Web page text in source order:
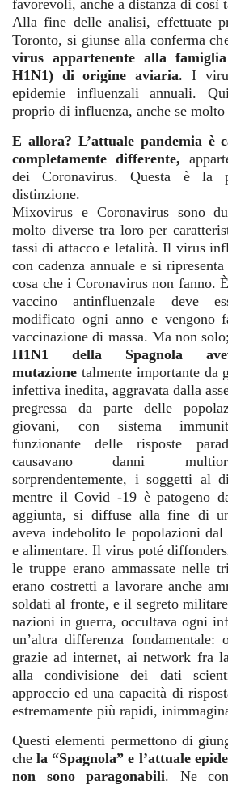
favorevoli, anche a distanza di così
Alla fine delle analisi, effettuate
Toronto, si giunse alla conferma
virus appartenente alla
H1N1) di origine aviaria. I
epidemie influenzali annuali.
proprio di influenza, anche se molto
E allora? L’attuale pandemia è
completamente differente,
dei Coronavirus. Questa è la
distinzione.
Mixovirus e Coronavirus sono
molto diverse tra loro per
tassi di attacco e letalità. Il virus
con cadenza annuale e si
cosa che i Coronavirus non fanno.
vaccino antinfluenzale deve
modificato ogni anno e vengono
vaccinazione di massa. Ma non solo;
H1N1 della Spagnola
mutazione talmente importante da
infettiva inedita, aggravata dalla
pregressa da parte delle
giovani, con sistema
funzionante delle risposte
causavano danni
sorprendentemente, i soggetti al
mentre il Covid -19 è patogeno
aggiunta, si diffuse alla fine di
aveva indebolito le popolazioni
e alimentare. Il virus poté
le truppe erano ammassate nelle
erano costretti a lavorare anche
soldati al fronte, e il segreto
nazioni in guerra, occultava ogni
un’altra differenza fondamentale:
grazie ad internet, ai network fra
alla condivisione dei dati
approccio ed una capacità di
estremamente più rapidi,
Questi elementi permettono di
chela “Spagnola” e l’attuale
non sono paragonabili. Ne